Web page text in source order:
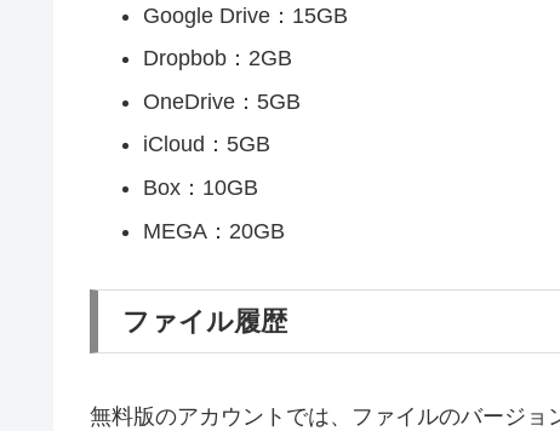
Google Drive：15GB
Dropbob：2GB
OneDrive：5GB
iCloud：5GB
Box：10GB
MEGA：20GB
ファイル履歴
無料版のアカウントでは、ファイルのバージョ